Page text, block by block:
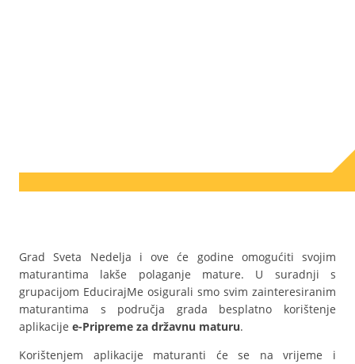
Grad Sveta Nedelja i ove će godine omogućiti svojim
maturantima lakše polaganje mature. U suradnji s
grupacijom EducirajMe osigurali smo svim zainteresiranim
maturantima s područja grada besplatno korištenje
aplikacije e-Pripreme za državnu maturu.
Korištenjem aplikacije maturanti će se na vrijeme i